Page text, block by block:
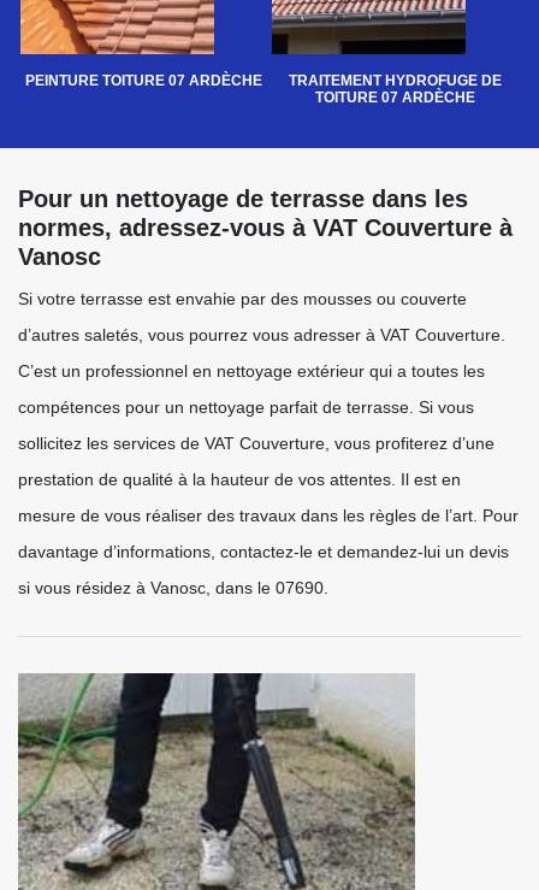
PEINTURE TOITURE 07 ARDÈCHE
TRAITEMENT HYDROFUGE DE
TOITURE 07 ARDÈCHE
Pour un nettoyage de terrasse dans les
normes, adressez-vous à VAT Couverture à
Vanosc
Si votre terrasse est envahie par des mousses ou couverte
d’autres saletés, vous pourrez vous adresser à VAT Couverture.
C’est un professionnel en nettoyage extérieur qui a toutes les
compétences pour un nettoyage parfait de terrasse. Si vous
sollicitez les services de VAT Couverture, vous profiterez d’une
prestation de qualité à la hauteur de vos attentes. Il est en
mesure de vous réaliser des travaux dans les règles de l’art. Pour
davantage d’informations, contactez-le et demandez-lui un devis
si vous résidez à Vanosc, dans le 07690.